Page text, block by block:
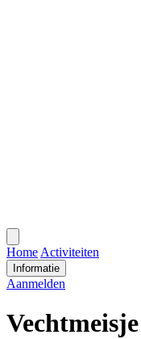
menu
Home Activiteiten
Informatie
Aanmelden
Vechtmeisje